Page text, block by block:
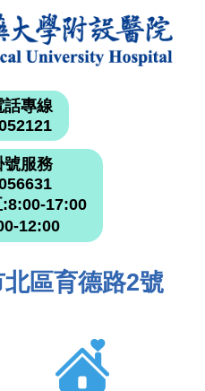
話專線
號服務
17:00
12:00
區育德路2號